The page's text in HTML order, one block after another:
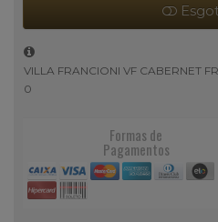
VILLA FRANCIONI VF CABERNET
0
Formas de
Pagamentos